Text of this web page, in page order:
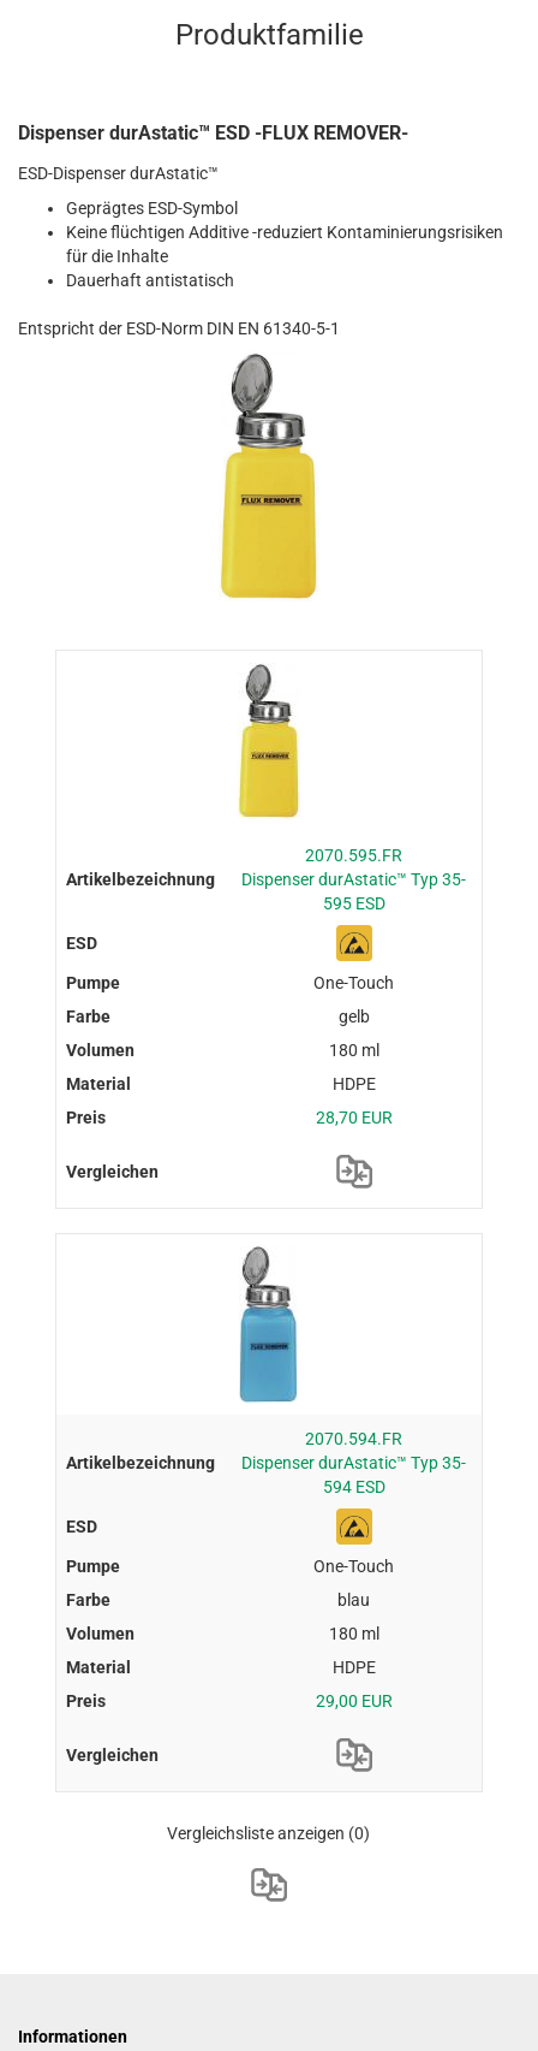
Produktfamilie
Dispenser durAstatic™ ESD -FLUX REMOVER-
ESD-Dispenser durAstatic™
Geprägtes ESD-Symbol
Keine flüchtigen Additive -reduziert Kontaminierungsrisiken
für die Inhalte
Dauerhaft antistatisch
Entspricht der ESD-Norm DIN EN 61340-5-1
2070.595.FR
Dispenser durAstatic™ Typ 35-
595 ESD
One-Touch
gelb
180 ml
HDPE
28,70 EUR
2070.594.FR
Dispenser durAstatic™ Typ 35-
594 ESD
One-Touch
blau
180 ml
HDPE
29,00 EUR
Vergleichsliste anzeigen (0)
Informationen